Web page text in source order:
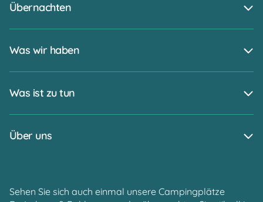
Übernachten
Was wir haben
Was ist zu tun
Über uns
Sehen Sie sich auch einmal unsere Campingplätze